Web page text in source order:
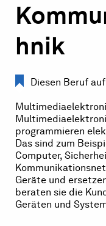
hnik
Diesen Beruf
programmieren
Das sind zum
Computer,
Geräte und
beraten sie die
Geräten und